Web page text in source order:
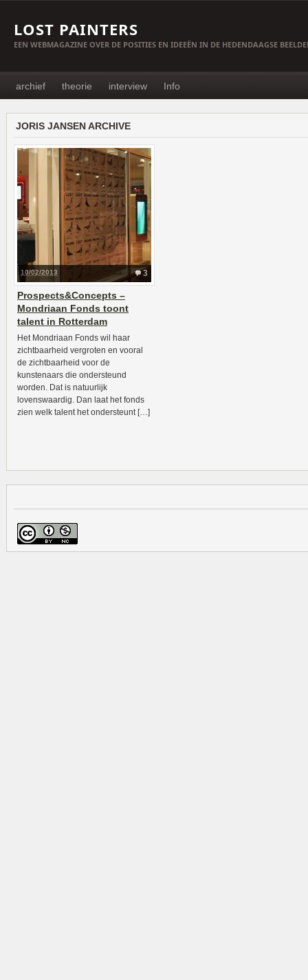
LOST PAINTERS
EEN WEBMAGAZINE OVER DE POSITIES EN IDEEËN IN DE HEDENDAAGSE
archief theorie interview Info
JORIS JANSEN ARCHIVE
3
10/02/2013
Prospects&Concepts –
Mondriaan Fonds toont
talent in Rotterdam
Het Mondriaan Fonds wil haar
zichtbaarheid vergroten en vooral
de zichtbaarheid voor de
kunstenaars die ondersteund
worden. Dat is natuurlijk
lovenswaardig. Dan laat het fonds
zien welk talent het ondersteunt […]